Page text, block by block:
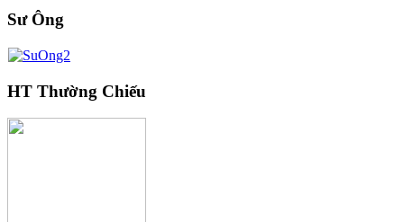
Sư Ông
HT Thường Chiếu